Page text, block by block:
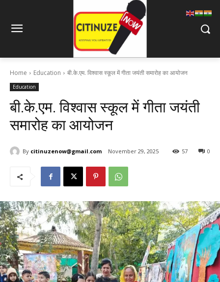
Home Education बी.के.एम. विश्वास स्कूल में गीता जयंती समारोह का आयोजन
Education
बी.के.एम. विश्वास स्कूल में गीता जयंती
समारोह का आयोजन
By citinuzenow@gmail.com November 29, 2025 0
57